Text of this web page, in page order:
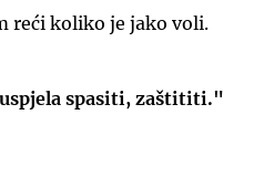
reći koliko je jako voli.
spasiti, zaštititi."